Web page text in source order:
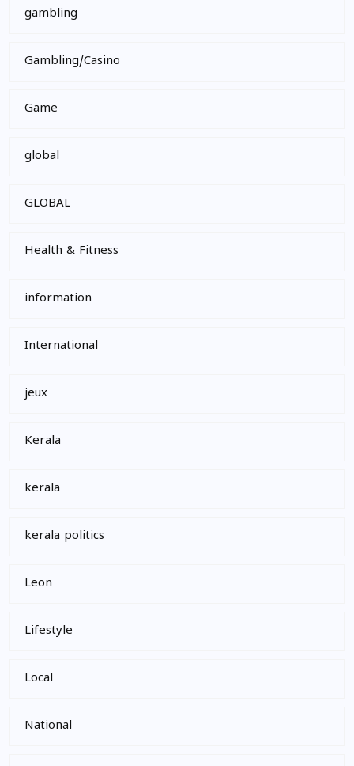
gambling
Gambling/Casino
Game
global
GLOBAL
Health & Fitness
information
International
jeux
Kerala
kerala
kerala politics
Leon
Lifestyle
Local
National